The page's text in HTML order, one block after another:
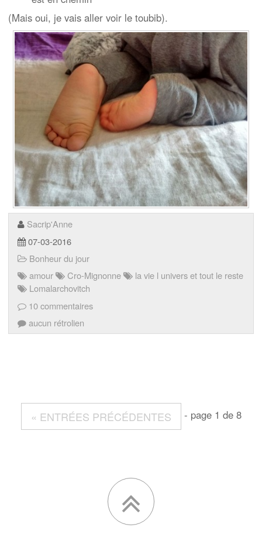
(Mais oui, je vais aller voir le toubib).
Sacrip'Anne
07-03-2016
Bonheur du jour
amour
Cro-Mignonne
la vie l univers et tout le reste
Lomalarchovitch
10 commentaires
aucun rétrolien
« ENTRÉES PRÉCÉDENTES - page 1 de 8